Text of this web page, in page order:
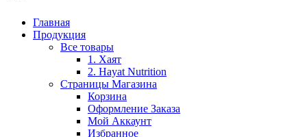
Главная
Продукция
Все товары
1. Хаят
2. Hayat Nutrition
Страницы Магазина
Корзина
Оформление Заказа
Мой Аккаунт
Избранное